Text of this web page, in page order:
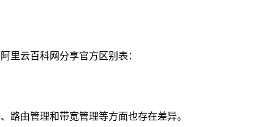
里云百科网分享官方区别表：
路由管理和带宽管理等方面也存在差异。